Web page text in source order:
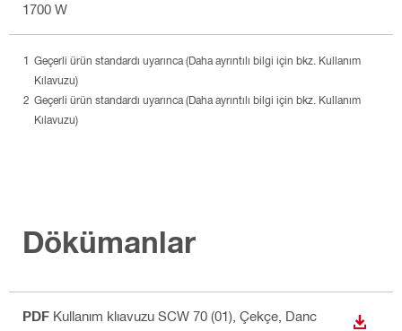
1700 W
Geçerli ürün standardı uyarınca (Daha ayrıntılı bilgi için bkz. Kullanım
Kılavuzu)
Geçerli ürün standardı uyarınca (Daha ayrıntılı bilgi için bkz. Kullanım
Kılavuzu)
Dökümanlar
PDF Kullanım klıavuzu SCW 70 (01) , Çekçe, Danc
İNDIR